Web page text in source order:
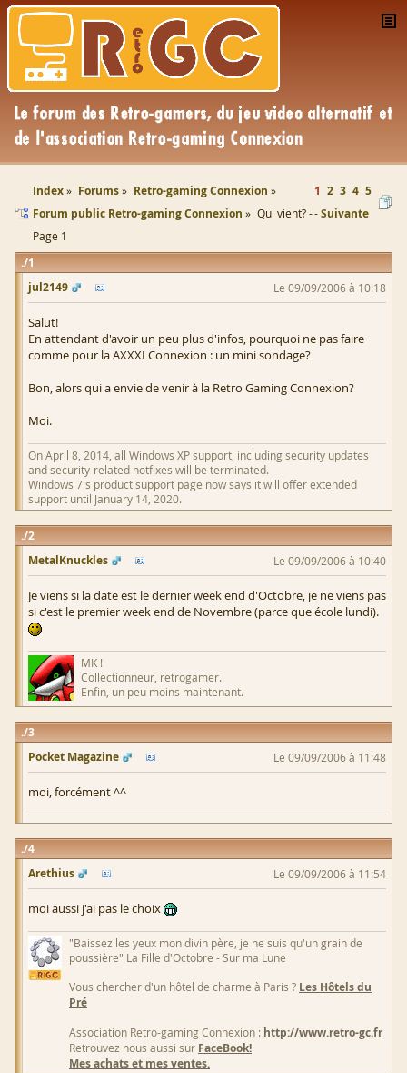
Index Forums
Retro-gaming Connexion
Forum public Retro-gaming Connexion
Qui vient? -
Page 1
1 2 3 4 5
Suivante
1
jul2149
Le 09/09/2006 à 10:18
Salut!
En attendant d'avoir un peu plus d'infos, pourquoi ne pas faire
comme pour la AXXXI Connexion : un mini sondage?
Bon, alors qui a envie de venir à la Retro Gaming Connexion?
Moi.
On April 8, 2014, all Windows XP support, including security updates
and security-related hotfixes will be terminated.
Windows 7's product support page now says it will offer extended
support until January 14, 2020.
2
MetalKnuckles
Le 09/09/2006 à 10:40
Je viens si la date est le dernier week end d'Octobre, je ne viens pas
si c'est le premier week end de Novembre (parce que école lundi).
MK !
Collectionneur, retrogamer.
Enfin, un peu moins maintenant.
3
Pocket Magazine
Le 09/09/2006 à 11:48
moi, forcément ^^
4
Arethius
Le 09/09/2006 à 11:54
moi aussi j'ai pas le choix
"Baissez les yeux mon divin père, je ne suis qu'un grain de
poussière" La Fille d'Octobre - Sur ma Lune
Vous chercher d'un hôtel de charme à Paris ? Les Hôtels du
Pré
Association Retro-gaming Connexion : http://www.retro-gc.fr
Retrouvez nous aussi sur FaceBook!
Mes achats et mes ventes.